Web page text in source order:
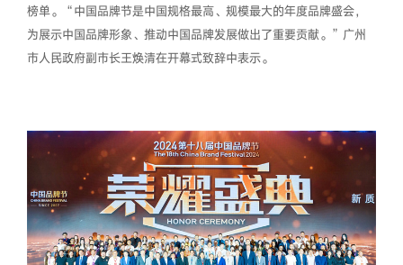
榜单。“中国品牌节是中国规格最高、规模最大的年度品牌盛会，
为展示中国品牌形象、推动中国品牌发展做出了重要贡献。”广州
市人民政府副市长王焕清在开幕式致辞中表示。